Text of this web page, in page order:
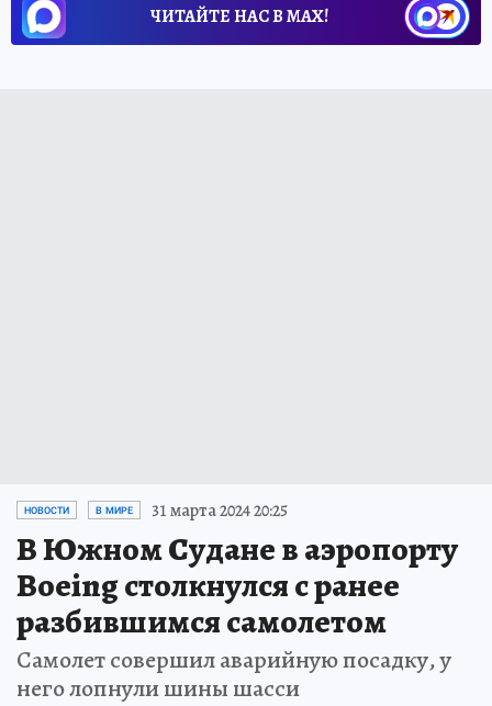
ЧИТАЙТЕ НАС В МАХ!
НОВОСТИ В МИРЕ 31 марта 2024 20:25
В Южном Судане в аэропорту
Boeing столкнулся с ранее
разбившимся самолетом
Самолет совершил аварийную посадку, у
него лопнули шины шасси